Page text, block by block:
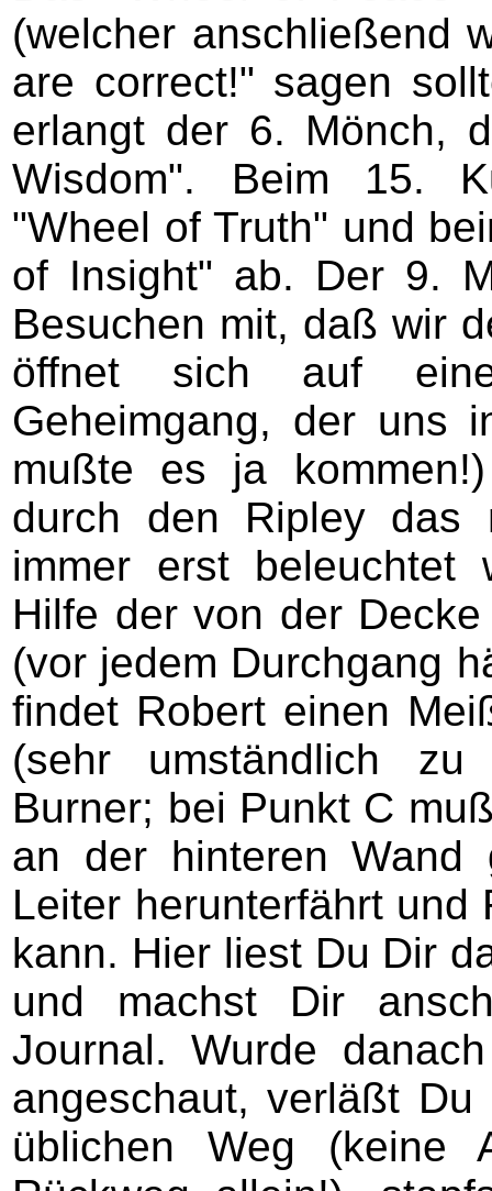
(welcher anschließend
are correct!" sagen
erlangt der 6. Mönch,
Wisdom". Beim 15.
"Wheel of Truth" und
of Insight" ab. Der 9.
Besuchen mit, daß wir
öffnet sich auf
Geheimgang, der uns
mußte es ja
durch den Ripley das
immer erst beleuchtet
Hilfe der von der
(vor jedem Durchgang
findet Robert einen
(sehr umständlich zu
Burner; bei Punkt C
an der hinteren Wand
Leiter herunterfährt und
kann. Hier liest Du Dir
und machst Dir
Journal. Wurde
angeschaut, verläßt
üblichen Weg (keine